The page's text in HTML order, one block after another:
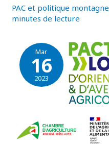
PAC et politique montagne
minutes de lecture
Mar
16
2023
AGRICOLES